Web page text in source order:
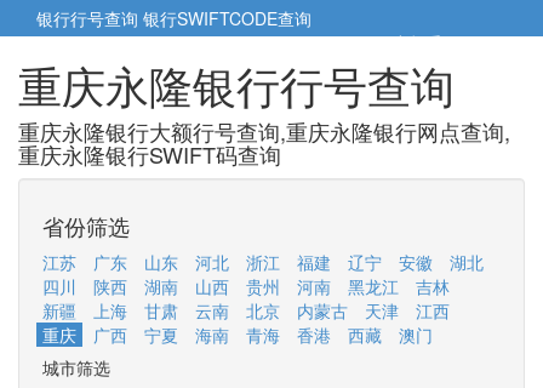
银行行号查询 银行SWIFTCODE查询
5cm小帮手5cm.cn
重庆永隆银行行号查询
重庆永隆银行大额行号查询,重庆永隆银行网点查询,
重庆永隆银行SWIFT码查询
省份筛选
江苏 广东 山东 河北 浙江 福建 辽宁 安徽
湖北
四川
陕西 湖南 山西 贵州 河南 黑龙江
吉林
新疆
上海 甘肃 云南 北京 内蒙古 天津
江西
重庆
广西 宁夏 海南 青海 香港 西藏
澳门
城市筛选